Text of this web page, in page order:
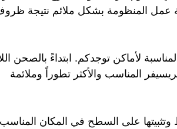
عمل المنظومة بشكل ملائم نتيجة
لأماكن توجدكم. ابتداءً بالصحن
المناسب والأكثر تطوراً وملائمة
على السطح في المكان المناسب